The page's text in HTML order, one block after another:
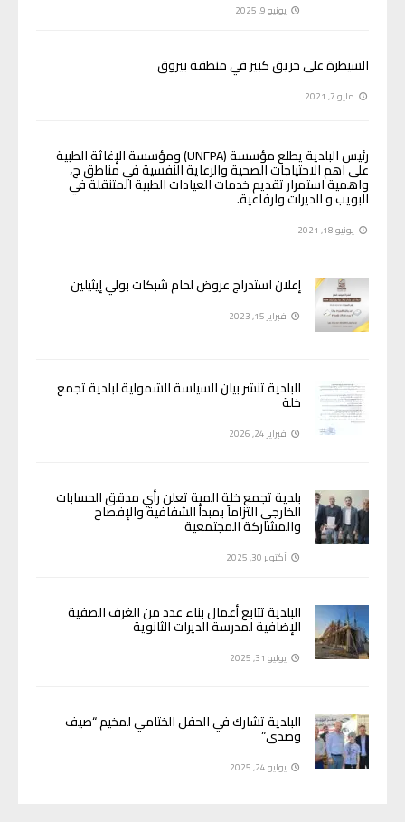
يونيو 9, 2025
السيطرة على حريق كبير في منطقة بيروق
مايو 7, 2021
رئيس البلدية يطلع مؤسسة (UNFPA) ومؤسسة الإغاثة الطبية
على اهم الاحتياجات الصحية والرعاية النفسية في مناطق ج،
واهمية استمرار تقديم خدمات العيادات الطبية المتنقلة في
البويب و الديرات وارفاعية.
يونيو 18, 2021
إعلان استدراج عروض لحام شبكات بولي إيثيلين
فبراير 15, 2023
البلدية تنشر بيان السياسة الشمولية لبلدية تجمع
خلة
فبراير 24, 2026
بلدية تجمع خلة المية تعلن رأي مدقق الحسابات
الخارجي التزاماً بمبدأ الشفافية والإفصاح
والمشاركة المجتمعية
أكتوبر 30, 2025
البلدية تتابع أعمال بناء عدد من الغرف الصفية
الإضافية لمدرسة الديرات الثانوية
يوليو 31, 2025
البلدية تشارك في الحفل الختامي لمخيم “صيف
وصدى”
يوليو 24, 2025